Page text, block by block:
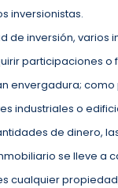
inversionistas.
de inversión, varios
participaciones o
envergadura; como
industriales o
de dinero,
se lleve a
cualquier